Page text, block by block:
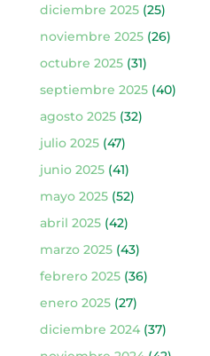
diciembre 2025(25)
noviembre 2025(26)
octubre 2025(31)
septiembre 2025(40)
agosto 2025(32)
julio 2025(47)
junio 2025(41)
mayo 2025(52)
abril 2025(42)
marzo 2025(43)
febrero 2025(36)
enero 2025(27)
diciembre 2024(37)